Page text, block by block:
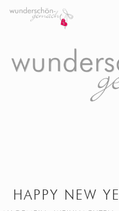
HAPPY NEW